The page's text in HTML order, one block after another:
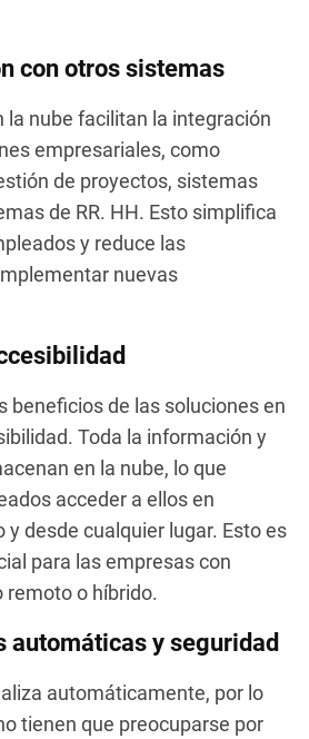
con otros sistemas
la nube facilitan la integración
empresariales, como
de proyectos, sistemas
de RR. HH. Esto simplifica
y reduce las
nuevas
beneficios de las soluciones en
Toda la información y
en la nube, lo que
acceder a ellos en
desde cualquier lugar. Esto es
para las empresas con
remoto o híbrido.
automáticas y seguridad
automáticamente, por lo
tienen que preocuparse por